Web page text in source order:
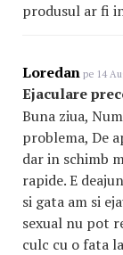
produsul ar fi
Loredan pe 14
Ejaculare
Buna ziua,
problema, De
dar in schimb
rapide. E
si gata am si
sexual nu pot
culc cu o fata